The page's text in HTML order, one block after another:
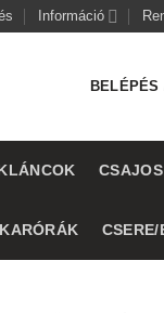
Információ
BELÉPÉS
KARÓRÁK